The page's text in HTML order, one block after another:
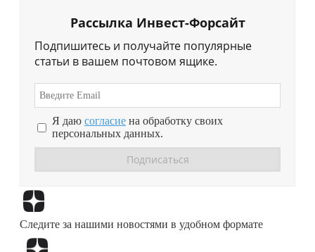
Рассылка Инвест-Форсайт
Подпишитесь и получайте популярные
статьи в вашем почтовом ящике.
Я даю согласие на обработку своих
персональных данных.
Следите за нашими новостями в удобном формате